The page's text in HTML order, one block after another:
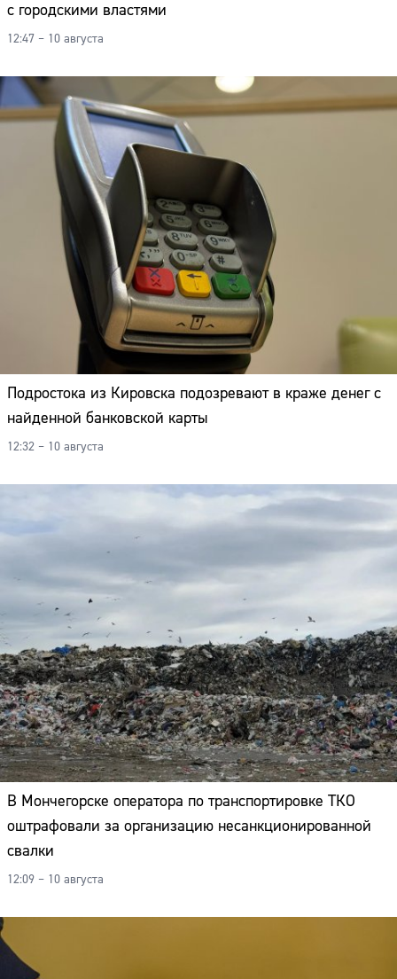
с городскими властями
12:47 – 10 августа
Подростока из Кировска подозревают в краже денег с
найденной банковской карты
12:32 – 10 августа
В Мончегорске оператора по транспортировке ТКО
оштрафовали за организацию несанкционированной
свалки
12:09 – 10 августа
Адрес: